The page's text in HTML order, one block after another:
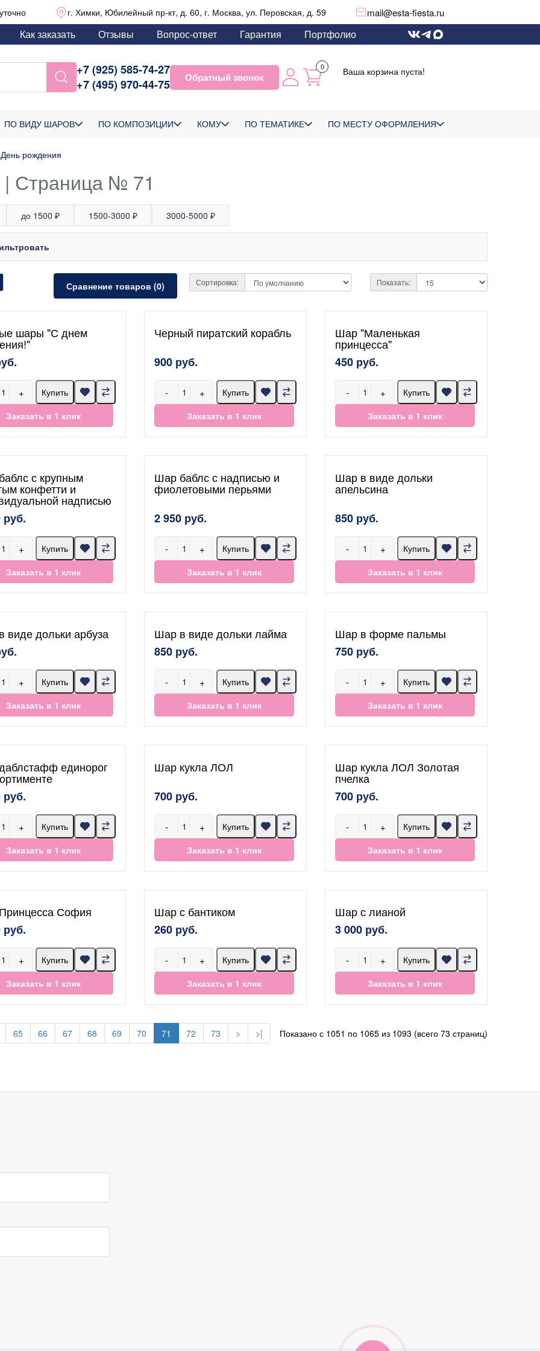
г. Химки, Юбилейный пр-кт, д. 60, г. Москва, ул. Перовская, д. 59 mail@esta-fiesta.ru
Как заказать Отзывы Вопрос-ответ Гарантия Портфолио
+7 (925) 585-74-27
+7 (495) 970-44-75
Обратный звонок
0 Ваша корзина пуста!
ПО ВИДУ ШАРОВ ПО КОМПОЗИЦИИ КОМУ ПО ТЕМАТИКЕ ПО МЕСТУ ОФОРМЛЕНИЯ
День рождения
Страница № 71
до 1500 ₽ 1500-3000 ₽ 3000-5000 ₽
Сравнение товаров (0) Сортировка: Показать:
шары "С днем
+
Купить
Заказать в 1 клик
Черный пиратский корабль
900 руб.
- +
Купить
Заказать в 1 клик
Шар "Маленькая
принцесса"
450 руб.
- +
Купить
Заказать в 1 клик
с крупным
конфетти и
надписью
руб.
+
Купить
Заказать в 1 клик
Шар баблс с надписью и
фиолетовыми перьями
2 950 руб.
- +
Купить
Заказать в 1 клик
Шар в виде дольки
апельсина
850 руб.
- +
Купить
Заказать в 1 клик
виде дольки арбуза
+
Купить
Заказать в 1 клик
Шар в виде дольки лайма
850 руб.
- +
Купить
Заказать в 1 клик
Шар в форме пальмы
750 руб.
- +
Купить
Заказать в 1 клик
единорог
руб.
+
Купить
Заказать в 1 клик
Шар кукла ЛОЛ
700 руб.
- +
Купить
Заказать в 1 клик
Шар кукла ЛОЛ Золотая
пчелка
700 руб.
- +
Купить
Заказать в 1 клик
София
руб.
+
Купить
Заказать в 1 клик
Шар с бантиком
260 руб.
- +
Купить
Заказать в 1 клик
Шар с лианой
3 000 руб.
- +
Купить
Заказать в 1 клик
65 66 67 68 69 70 71 72 73 > >| Показано с 1051 по 1065 из 1093 (всего 73 страниц)